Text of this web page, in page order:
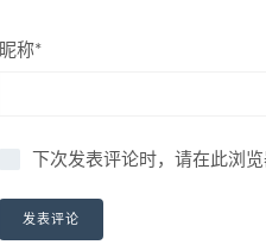
昵称*
下次发表评论时，请在此浏